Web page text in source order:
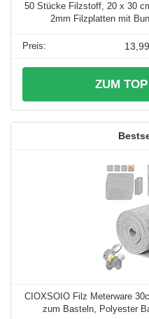
50 Stücke Filzstoff, 20 x 30
2mm Filzplatten mit
ZUM
CIOXSOIO Filz Meterware
zum Basteln, Polyester